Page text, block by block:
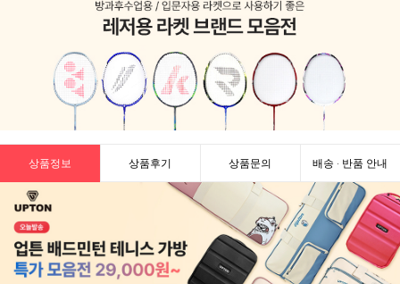
상품정보 상품후기 상품문의 배송 · 반품 안내